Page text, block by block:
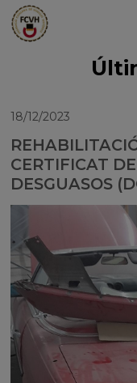
18/12/2023
CERTIFICAT
DESGUASOS